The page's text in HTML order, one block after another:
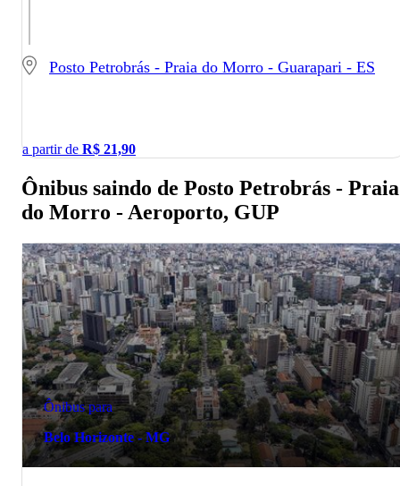
Posto Petrobrás - Praia do Morro - Guarapari - ES
a partir de R$ 21,90
Ônibus saindo de Posto Petrobrás - Praia
do Morro - Aeroporto, GUP
Ônibus para
Belo Horizonte - MG